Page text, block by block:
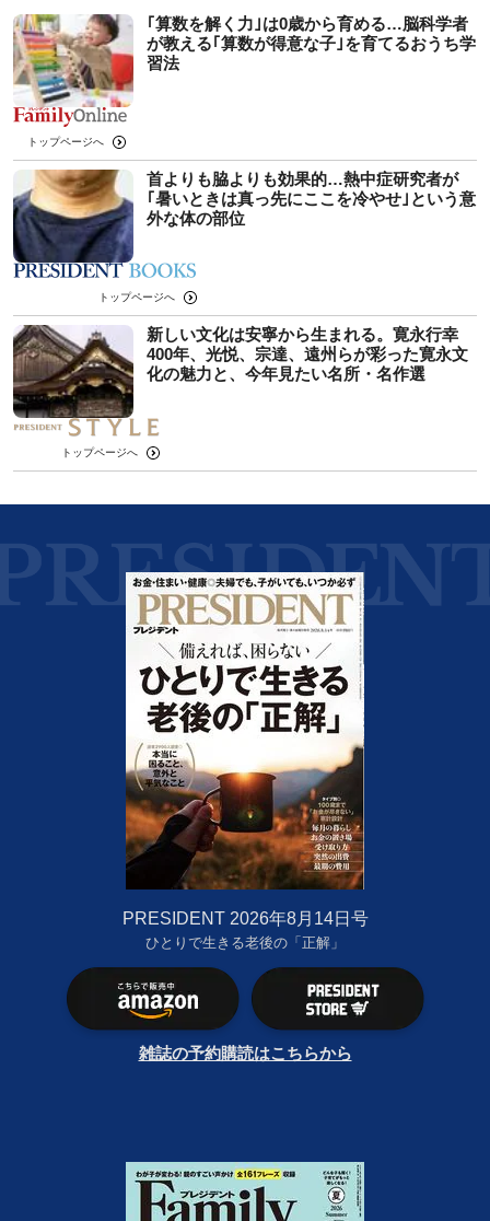
｢算数を解く力｣は0歳から育める…脳科学者
が教える｢算数が得意な子｣を育てるおうち学
習法
トップページへ
首よりも脇よりも効果的…熱中症研究者が
｢暑いときは真っ先にここを冷やせ｣という意
外な体の部位
トップページへ
新しい文化は安寧から生まれる。寛永行幸
400年、光悦、宗達、遠州らが彩った寛永文
化の魅力と、今年見たい名所・名作選
トップページへ
PRESIDENT 2026年8月14日号
ひとりで生きる老後の「正解」
雑誌の予約購読はこちらから